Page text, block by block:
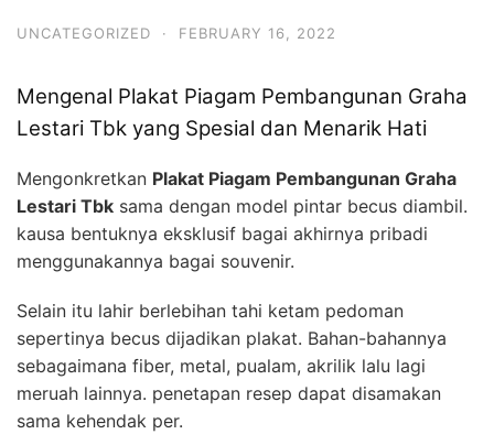
UNCATEGORIZED · FEBRUARY 16, 2022
Mengenal Plakat Piagam Pembangunan Graha
Lestari Tbk yang Spesial dan Menarik Hati
Mengonkretkan Plakat Piagam Pembangunan Graha
Lestari Tbk sama dengan model pintar becus diambil.
kausa bentuknya eksklusif bagai akhirnya pribadi
menggunakannya bagai souvenir.
Selain itu lahir berlebihan tahi ketam pedoman
sepertinya becus dijadikan plakat. Bahan-bahannya
sebagaimana fiber, metal, pualam, akrilik lalu lagi
meruah lainnya. penetapan resep dapat disamakan
sama kehendak per.